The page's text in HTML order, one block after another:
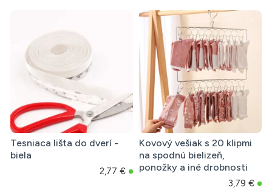
Tesniaca lišta do dverí -
biela
2,77 €
Kovový vešiak s 20 klipmi
na spodnú bielizeň,
ponožky a iné drobnosti
3,79 €